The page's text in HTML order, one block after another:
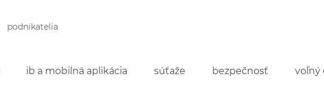
podnikatelia
ib a mobilná aplikácia súťaže bezpečnosť voľný